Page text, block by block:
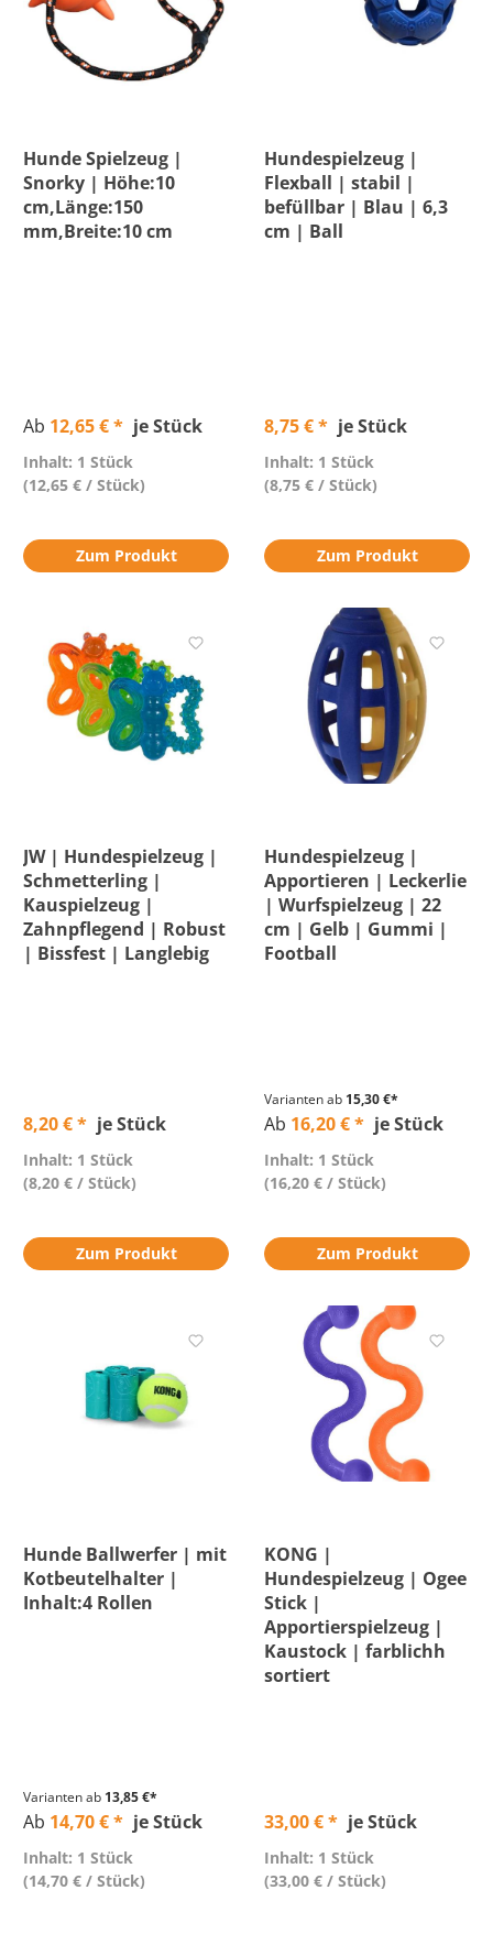
Hunde Spielzeug |
Snorky | Höhe:10
cm,Länge:150
mm,Breite:10 cm
Ab 12,65 € * je Stück
Inhalt: 1 Stück
(12,65 € / Stück)
Zum Produkt
Hundespielzeug |
Flexball | stabil |
befüllbar | Blau | 6,3
cm | Ball
8,75 € * je Stück
Inhalt: 1 Stück
(8,75 € / Stück)
Zum Produkt
JW | Hundespielzeug |
Schmetterling |
Kauspielzeug |
Zahnpflegend | Robust
| Bissfest | Langlebig
8,20 € * je Stück
Inhalt: 1 Stück
(8,20 € / Stück)
Zum Produkt
Hundespielzeug |
Apportieren | Leckerlie
| Wurfspielzeug | 22
cm | Gelb | Gummi |
Football
Varianten ab 15,30 €*
Ab 16,20 € * je Stück
Inhalt: 1 Stück
(16,20 € / Stück)
Zum Produkt
Hunde Ballwerfer | mit
Kotbeutelhalter |
Inhalt:4 Rollen
Varianten ab 13,85 €*
Ab 14,70 € * je Stück
Inhalt: 1 Stück
(14,70 € / Stück)
KONG |
Hundespielzeug | Ogee
Stick |
Apportierspielzeug |
Kaustock | farblichh
sortiert
33,00 € * je Stück
Inhalt: 1 Stück
(33,00 € / Stück)